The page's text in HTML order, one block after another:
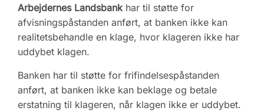
Arbejdernes Landsbankhar til støtte for
afvisningspåstanden anført, at banken ikke kan
realitetsbehandle en klage, hvor klageren ikke har
uddybet klagen.
Banken har til støtte for frifindelsespåstanden
anført, at banken ikke kan beklage og betale
erstatning til klageren, når klagen ikke er uddybet.